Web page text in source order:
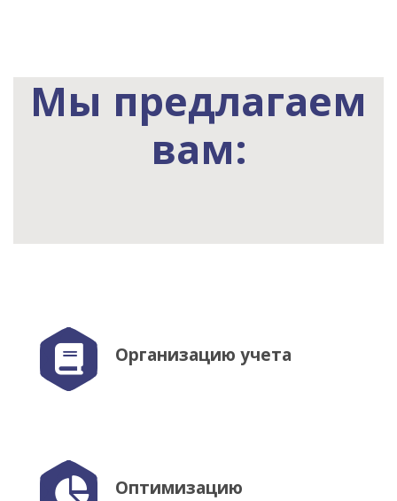
Мы предлагаем
вам:
Организацию учета
Оптимизацию